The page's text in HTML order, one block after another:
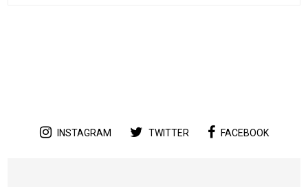
INSTAGRAM TWITTER FACEBOOK